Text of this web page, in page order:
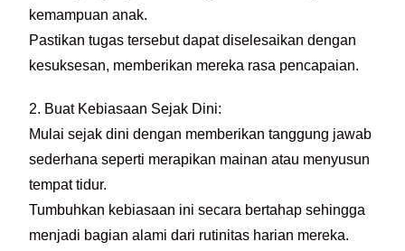
kemampuan anak.
Pastikan tugas tersebut dapat diselesaikan dengan
kesuksesan, memberikan mereka rasa pencapaian.
2. Buat Kebiasaan Sejak Dini:
Mulai sejak dini dengan memberikan tanggung jawab
sederhana seperti merapikan mainan atau menyusun
tempat tidur.
Tumbuhkan kebiasaan ini secara bertahap sehingga
menjadi bagian alami dari rutinitas harian mereka.